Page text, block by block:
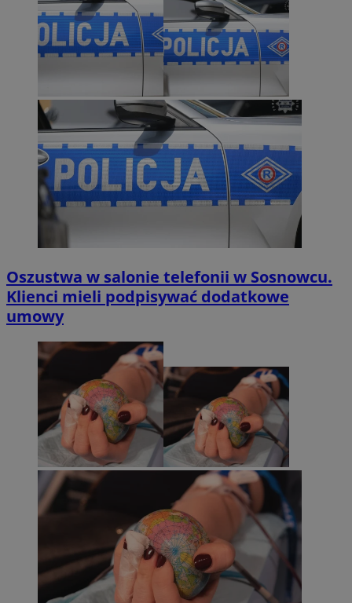
Oszustwa w salonie telefonii w Sosnowcu.
Klienci mieli podpisywać dodatkowe
umowy